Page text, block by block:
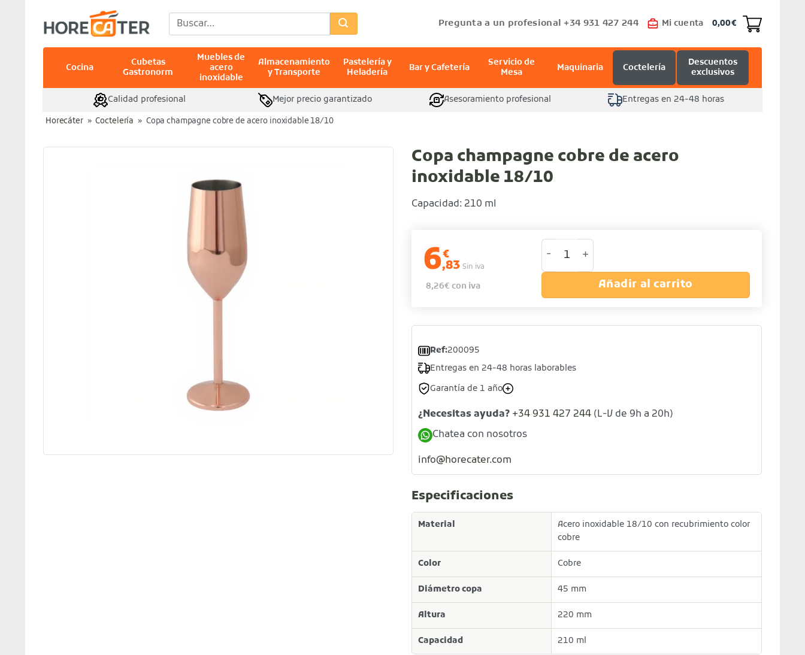
contenido
Buscar
por:
Pregunta a un profesional +34 931 427 244 Mi cuenta 0,00€
Cocina
Cubetas
Gastronorm
Muebles de
acero
inoxidable
Almacenamiento
y Transporte
Pastelería y
Heladería
Bar y Cafetería
Servicio de
Mesa
Maquinaria Coctelería
Descuentos
exclusivos
Calidad profesional Mejor precio garantizado Asesoramiento profesional Entregas en 24-48 horas
Horecáter » Coctelería » Copa champagne cobre de acero inoxidable 18/10
Copa champagne cobre de acero
inoxidable 18/10
Capacidad: 210 ml
6€
,83 Sin iva
8,26€ con iva
Copa champagne cobre de acero inoxidable 18/10
Añadir al carrito
Ref:200095
Entregas en 24-48 horas laborables
Garantía de 1 año
¿Necesitas ayuda? +34 931 427 244 (L-V de 9h a 20h)
Chatea con nosotros
info@horecater.com
Especificaciones
Material
Acero inoxidable 18/10 con recubrimiento color
cobre
Color Cobre
Diámetro copa 45 mm
Altura 220 mm
Capacidad 210 ml